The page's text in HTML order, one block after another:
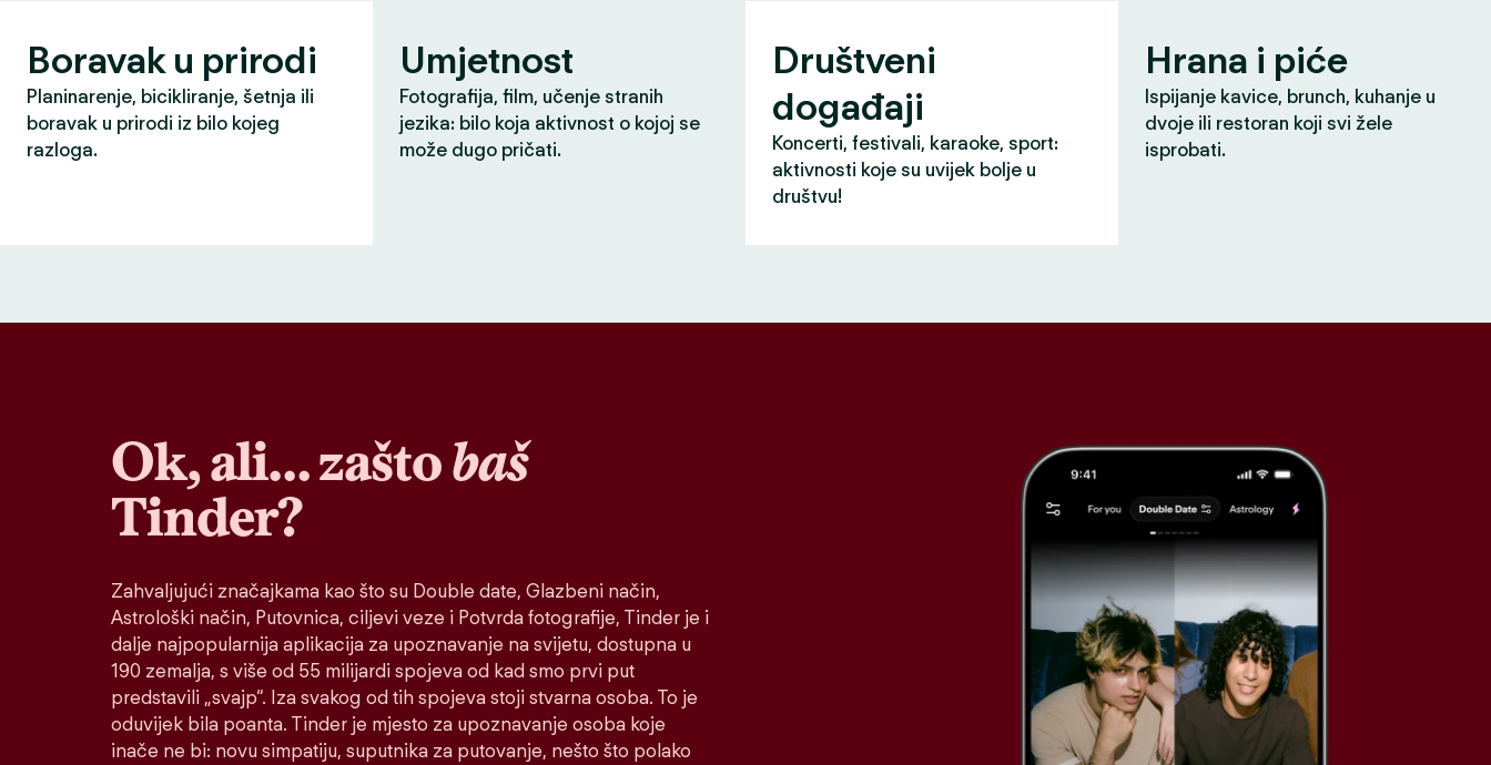
Boravak u prirodi
Planinarenje, bicikliranje, šetnja ili
boravak u prirodi iz bilo kojeg
razloga.
Umjetnost
Fotografija, film, učenje stranih
jezika: bilo koja aktivnost o kojoj se
može dugo pričati.
Društveni
događaji
Koncerti, festivali, karaoke, sport:
aktivnosti koje su uvijek bolje u
društvu!
Hrana i piće
Ispijanje kavice, brunch, kuhanje u
dvoje ili restoran koji svi žele
isprobati.
Ok, ali… zaštobaš
Tinder?
Zahvaljujući značajkama kao što su Double date, Glazbeni način,
Astrološki način, Putovnica, ciljevi veze i Potvrda fotografije, Tinder je i
dalje najpopularnija aplikacija za upoznavanje na svijetu, dostupna u
190 zemalja, s više od 55 milijardi spojeva od kad smo prvi put
predstavili „svajp“. Iza svakog od tih spojeva stoji stvarna osoba. To je
oduvijek bila poanta. Tinder je mjesto za upoznavanje osoba koje
inače ne bi: novu simpatiju, suputnika za putovanje, nešto što polako